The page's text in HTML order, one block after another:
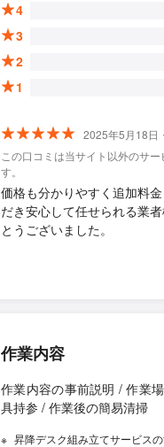
4
3
2
1
2025年5月18日
この口コミは当サイト以外のサ
す。
価格も分かりやすく追加料
だき安心して任せられる業
とうございました。
作業内容
作業内容の事前説明 / 作業
具持参 / 作業後の簡易清掃
昇降デスク組み立てサービス